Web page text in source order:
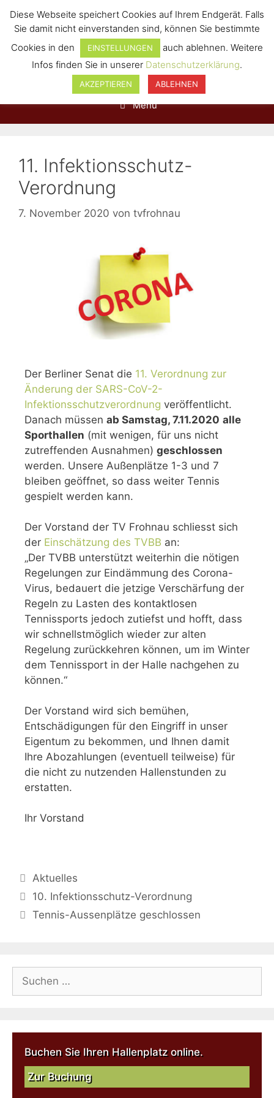
Menü
11. Infektionsschutz-
Verordnung
7. November 2020 von tvfrohnau
Der Berliner Senat die 11. Verordnung zur
Änderung der SARS-CoV-2-
Infektionsschutzverordnung veröffentlicht.
Danach müssen ab Samstag, 7.11.2020 alle
Sporthallen (mit wenigen, für uns nicht
zutreffenden Ausnahmen) geschlossen
werden. Unsere Außenplätze 1-3 und 7
bleiben geöffnet, so dass weiter Tennis
gespielt werden kann.
Der Vorstand der TV Frohnau schliesst sich
der Einschätzung des TVBB an:
„Der TVBB unterstützt weiterhin die nötigen
Regelungen zur Eindämmung des Corona-
Virus, bedauert die jetzige Verschärfung der
Regeln zu Lasten des kontaktlosen
Tennissports jedoch zutiefst und hofft, dass
wir schnellstmöglich wieder zur alten
Regelung zurückkehren können, um im Winter
dem Tennissport in der Halle nachgehen zu
können.“
Der Vorstand wird sich bemühen,
Entschädigungen für den Eingriff in unser
Eigentum zu bekommen, und Ihnen damit
Ihre Abozahlungen (eventuell teilweise) für
die nicht zu nutzenden Hallenstunden zu
erstatten.
Ihr Vorstand
Aktuelles
10. Infektionsschutz-Verordnung
Tennis-Aussenplätze geschlossen
Buchen Sie Ihren Hallenplatz online.
Zur Buchung
Diese Webseite speichert Cookies auf Ihrem Endgerät. Falls
Sie damit nicht einverstanden sind, können Sie bestimmte
Cookies in den
EINSTELLUNGEN
auch ablehnen. Weitere
Infos finden Sie in unserer Datenschutzerklärung.
AKZEPTIEREN ABLEHNEN